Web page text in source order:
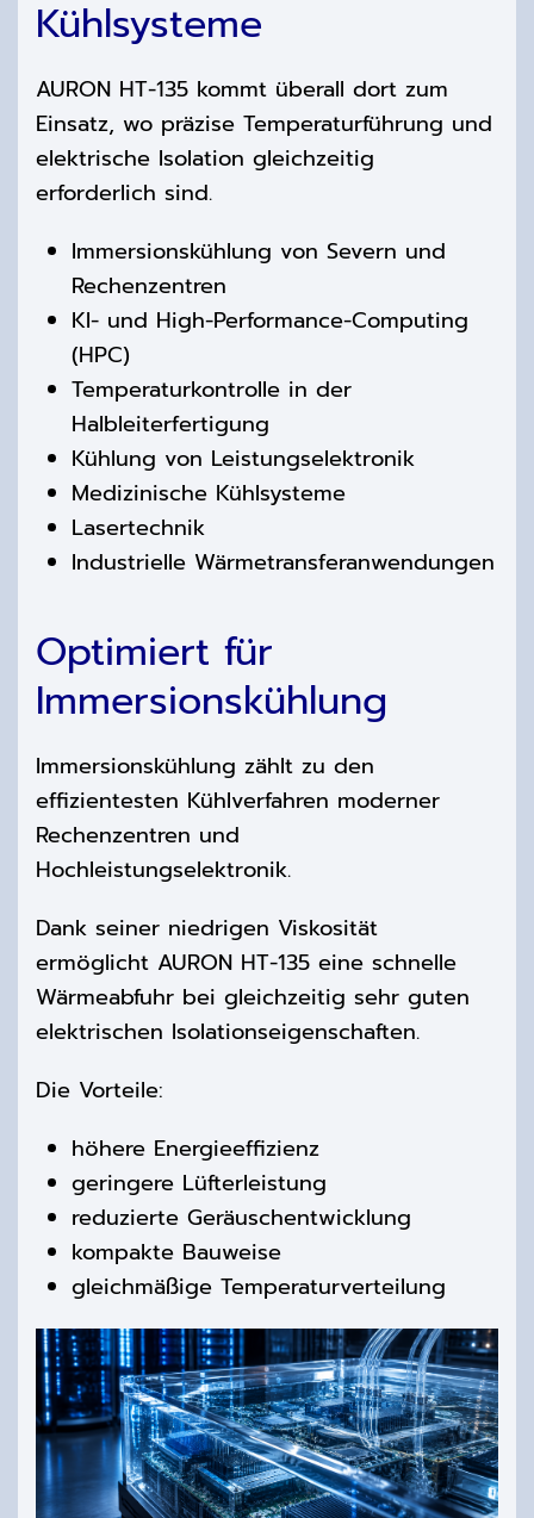
Kühlsysteme
AURON HT-135 kommt überall dort zum
Einsatz, wo präzise Temperaturführung und
elektrische Isolation gleichzeitig
erforderlich sind.
Immersionskühlung von Severn und
Rechenzentren
KI- und High-Performance-Computing
(HPC)
Temperaturkontrolle in der
Halbleiterfertigung
Kühlung von Leistungselektronik
Medizinische Kühlsysteme
Lasertechnik
Industrielle Wärmetransferanwendungen
Optimiert für
Immersionskühlung
Immersionskühlung zählt zu den
effizientesten Kühlverfahren moderner
Rechenzentren und
Hochleistungselektronik.
Dank seiner niedrigen Viskosität
ermöglicht AURON HT-135 eine schnelle
Wärmeabfuhr bei gleichzeitig sehr guten
elektrischen Isolationseigenschaften.
Die Vorteile:
höhere Energieeffizienz
geringere Lüfterleistung
reduzierte Geräuschentwicklung
kompakte Bauweise
gleichmäßige Temperaturverteilung